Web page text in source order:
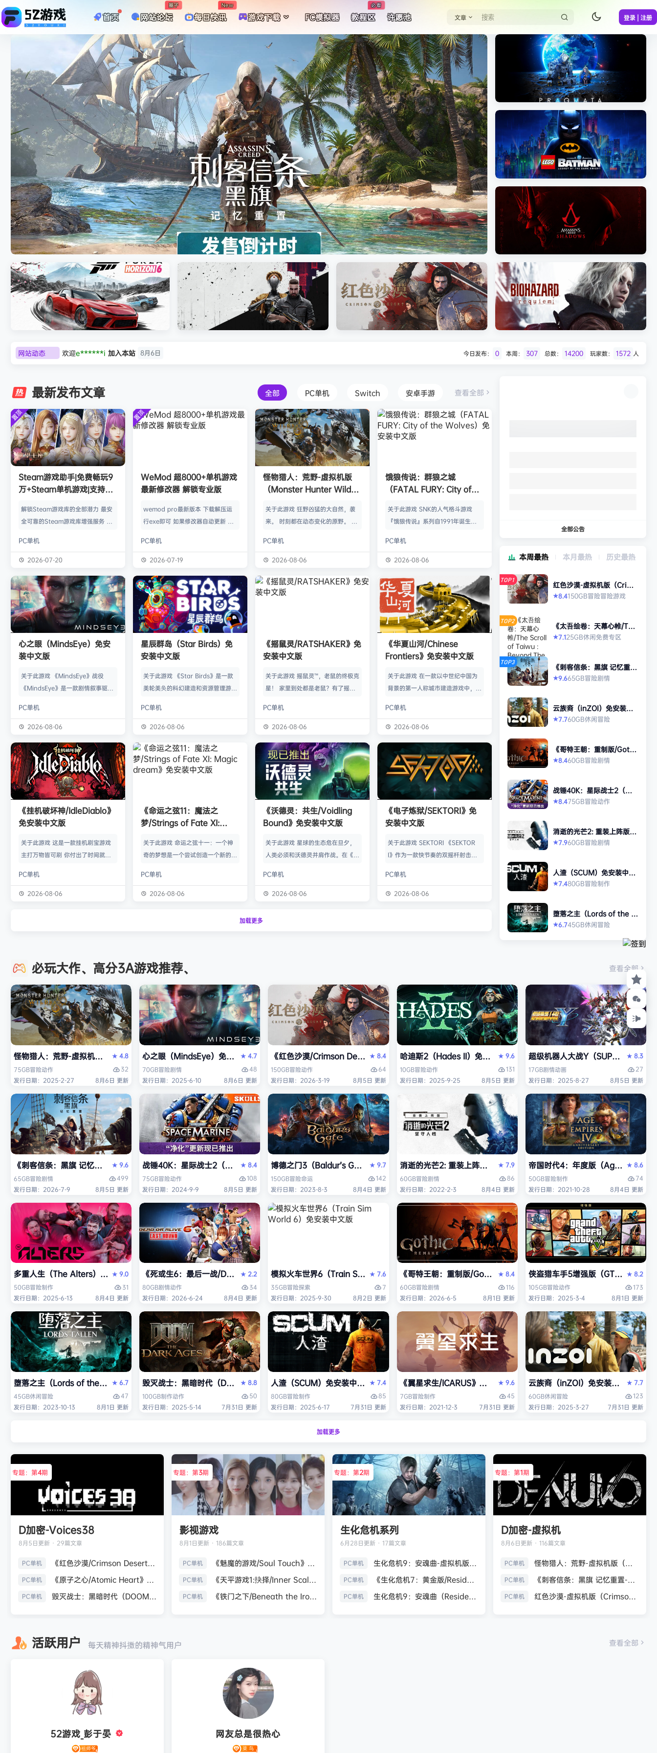
首页 网站论坛
圈子
每日快讯
New
游戏下载 FC模拟器 教程区
必看
许愿池 文章 登录 | 注册
《刺客信条：黑旗 记忆重置-虚拟机版/Assassin’s Creed Black Flag Resynced
HYPERVISOR》免安装中文版
007 初露锋芒（007 First Light
《识质存在/PRAGMATA》免安装中文版
《乐高蝙蝠侠：黑暗骑士之遗/LEGO
Batman: Legacy of the Dark Knight》
免安装中文版
《刺客信条：影/Assassin’s Creed
Shadows》免安装版，非虚拟机
网站动态 普洱 签到获取 39 点积分 8月6日
欢迎c***s 加入本站
欢迎j***j 加入本站 8月6日
欢迎1******4 加入本站 8月5日
l***g 签到获取 28
w******g 签到获取
欢迎w******g 加入本站
欢迎D****Z 加入本站 5小时前
欢迎有*酱 加入本站 8小时前
欢迎Q*H 加入本站 8月6日
欢迎e******i 加入本站 8月6日
今日发布： 0 本周： 307 总数： 14200 玩家数： 1572 人
最新发布文章 全部 PC单机 Switch 安卓手游 查看全部
置顶
Steam游戏助手|免费畅玩9
万+Steam单机游戏|支持D
解锁Steam游戏库的全部潜力 最安
全可靠的Steam游戏库增强服务 工
修改任何steam设置、安全可靠、
可入库游戏总数 94000+、无视已
机。 无需为每一款游戏单独付费，
只需支付一次工具费用或订阅费，即
可永久访问工具库内的成千上万款游
戏，包括昂贵的3A大作。 极大地降
低了玩游戏的经济门槛，让玩家可以
无压力地尝试各种类型的游戏。操
作…
PC单机
2026-07-20
置顶
WeMod 超8000+单机游戏
最新修改器 解锁专业版
wemod pro最新版本 下载解压运
行exe即可 如果修改器自动更新 把
r 这个文件替换到新版的即可。 We
Mod 目前支持超过千款热门游戏，
修改器原作者都入驻了，所以修改器
内容更新应该也是最全、最及时的。
千款游戏听起来不多，但其实已经涵
盖了主流热门游戏【资源名称】：w
emod pro【资源版本】：【资源
大…
PC单机
2026-07-19
怪物猎人：荒野-虚拟机版
（Monster Hunter Wilds
版
关于此游戏 狂野凶猛的大自然，袭
来。 时刻都在动态变化的原野。 这
的怪物与人们的故事。 你会化为以
狩猎强大怪物为生的“猎人”，使用狩
并逐渐解明这个世界与人们之间的关
联。 进化的狩猎动作，寻求连续不
的边境上，一名少年“纳塔”获救。
公会根…
PC单机
2026-08-06
饿狼传说：群狼之城
（FATAL FURY: City of
关于此游戏 SNK的人气格斗游戏
『饿狼传说』系列自1991年诞生以
潮。从1999年的『饿狼 -MARK OF
THE WOLVES-』起，时隔26年，
the Wolves』终于登场！ ■新实装
了加速兴奋的“REV系统”！ 新实装
的“REV系统”可以从战斗开始发动各
种特殊攻击！“REV武技”、“REV加
速”，还有S.P.G.区…
PC单机
2026-08-06
心之眼（MindsEye）免安
装中文版
关于此游戏 《MindsEye》战役
《MindsEye》是一款剧情叙事驱动
背景设定在近未来沙漠城市红石城。
你将扮演雅各布·迪亚兹——一名退
体而饱受支离破碎的记忆困扰。在电
影化叙事的战役中，你将执行任务、
揭开过往谜团，并直面一场涉及失控
人工智能、腐败企业与无序军事力量
的惊天阴谋——这场危机的波及范围
远不止红石城本身。 红石城 红石城
是…
PC单机
2026-08-06
星辰群岛（Star Birds）免
安装中文版
关于此游戏 《Star Birds》是一款
美轮美奂的科幻建造和资源管理游
群繁盛起来。不论是熟知此类题材的
老手玩家，还是只想浅尝神游太空滋
的陪伴。什么，你说是因为鸟群没了
你，就立马出乱子？哎呀呀，这也只
是其中一个原因而已啦。 扫描附近
是某些未知之物。建造生产设施，以
便开采资…
PC单机
2026-08-06
《摇鼠灵/RATSHAKER》免
安装中文版
关于此游戏 摇鼠灵™，老鼠的终极克
星！ 家里到处都是老鼠？有了摇鼠
灭所有不速之客！拿在手上大力摇，
剩下的交给摇鼠灵™就行了。不用夹
摸丢死老鼠！ 有了摇鼠灵™，一切尽
在掌握！把那只老鼠摇到服从，看着
“鼠条”填满。摇得多了，就能慢慢彻
底解决你的问题了。摇鼠灵™起效
快，用法简单，效果绝佳，让你的烦
恼瞬间无影无踪。 为什么选择摇鼠
灵™？ 轻松…
PC单机
2026-08-06
《华夏山河/Chinese
Frontiers》免安装中文版
关于此游戏 在一款以中世纪中国为
背景的第一人称城市建造游戏中，规
的工匠起步，循序渐进地规划、生产
并筑起宏伟建筑。管理村民，搭建生
的节奏繁荣发展——无压力，并享受
精巧系统带来的成就感。 探索三大
区域——山间隘口、沙漠平原与肥沃
河谷——各自拥有独特资源、挑战与
令人忍不住截图的景致。地貌不仅是
背景；它会塑造你的策略与可达成的
目标。发掘古老工…
PC单机
2026-08-06
《挂机破坏神/IdleDiablo》
免安装中文版
关于此游戏 这是一款挂机刷宝游戏
主打万物皆可刷 你付出了时间就必
独属于你的强大构筑 装备获取 游戏
中的[装备][技能][护身符]主要通过
每个大型章节有若干小关卡。 难度
可分为：…
PC单机
2026-08-06
《命运之弦11：魔法之
梦/Strings of Fate XI:
版
关于此游戏 命运之弦十一：一个神
奇的梦想是一个尝试创造一个新的幻
虚幻引擎的帮助下，使用已经熟悉的
图形技术和机制以丰富多彩的方式呈
组由命运聚集的五个角色来完成一项
伟大的使命-从古老的邪恶中拯救地
球！ 一个古老…
PC单机
2026-08-06
《沃德灵：共生/Voidling
Bound》免安装中文版
关于此游戏 星球的生态危在旦夕，
人类必须和沃德灵并肩作战。在《沃
生物学家，与被称为“沃德灵”的生物
神经链接。不断孵化、培育、升级、
挡、反击等技能的配…
PC单机
2026-08-06
《电子炼狱/SEKTORI》免
安装中文版
关于此游戏 SEKTORI 《SEKTOR
I》作为一款快节奏的双摇杆射击游
慎选择升级项目，打造强大的构筑，
置身风云变幻的战场，迎战源源不断
人种…
PC单机
2026-08-06
加载更多
全部公告
本周最热 本月最热 历史最热
TOP1
红色沙漠-虚拟机版（Crims
on Desert HYPERVISO
R）免安装中文版
★8.4150GB冒险冒险游戏
TOP2
《太吾绘卷：天幕心帷/The
Scroll of Taiwu : Beyond
The Dom》免安装中文版
★7.125GB休闲免费专区
TOP3
《刺客信条：黑旗 记忆重
置-虚拟机版/Assassin’s Cr
eed Black Flag Resynced
★9.665GB冒险剧情
云族裔（inZOI）免安装中
文版
★7.760GB休闲冒险
《哥特王朝：重制版/Gothi
c 1 Remake》免安装中文
版
★8.460GB冒险剧情
战锤40K：星际战士2（Wa
rhammer 40,000: Space
Marine 2）免安装中文版
★8.475GB冒险动作
消逝的光芒2: 重装上阵版
（Dying Light 2 Stay Hu
man: Reloaded Edition）
★7.960GB冒险剧情
人渣（SCUM）免安装中文
版
★7.480GB冒险制作
堕落之主（Lords of the F
allen）免安装中文版
★6.745GB休闲冒险
必玩大作、高分3A游戏推荐、 查看全部
怪物猎人：荒野-虚拟机版（Monster Hunter Wilds HYPERVISOR）免安装中文版
★ 4.8
75GB冒险动作
32
发行日期：2025-2-27
8月6日 更新
心之眼（MindsEye）免安装中文版
★ 4.7
70GB冒险剧情
48
发行日期：2025-6-10
8月6日 更新
《红色沙漠/Crimson Desert》免安装中文版
★8.4
150GB冒险动作
64
发行日期：2026-3-19
8月5日 更新
哈迪斯2（Hades II）免安装中文版
★9.6
10GB冒险动作
131
发行日期：2025-9-25
8月5日 更新
超级机器人大战Y（SUPER ★8.3
17GB剧情动画
27
发行日期：2025-8-27
8月5日 更新
《刺客信条：黑旗 记忆重置-虚拟机版/Assassin’s Creed Black Flag Resynced HYPERVISOR》免安装中文版
★ 9.6
65GB冒险剧情
499
发行日期：2026-7-9
8月5日 更新
战锤40K：星际战士2（Warhammer 40,000: Space Marine 2）免安装中文版
★ 8.4
75GB冒险动作
108
发行日期：2024-9-9
8月5日 更新
博德之门3（Baldur’s Gate 3）免安装中文版
★9.7
150GB冒险命运
142
发行日期：2023-8-3
8月4日 更新
消逝的光芒2: 重装上阵版（Dying Light 2 Stay Human: Reloaded
★7.9
60GB冒险剧情
86
发行日期：2022-2-3
8月4日 更新
帝国时代4：年度版（Age of
★8.6
50GB冒险制作
74
发行日期：2021-10-28
8月4日 更新
多重人生（The Alters）免安装中文版
★ 9.0
50GB冒险制作
31
发行日期：2025-6-13
8月4日 更新
《死或生6：最后一战/DEAD OR ALIVE 6 Last Round》免安装中文版
★ 2.2
80GB剧情动作
34
发行日期：2026-6-24
8月4日 更新
模拟火车世界6（Train Sim World 6）免安装中文版
★7.6
35GB冒险探索
7
发行日期：2025-9-30
8月2日 更新
《哥特王朝：重制版/Gothic 1 Remake》免安装中文版
★8.4
60GB冒险剧情
116
发行日期：2026-6-5
8月1日 更新
侠盗猎车手5增强版（GTA5增强
★8.2
105GB冒险动作
173
发行日期：2025-3-4
8月1日 更新
堕落之主（Lords of the Fallen）免安装中文版
★ 6.7
45GB休闲冒险
47
发行日期：2023-10-13
8月1日 更新
毁灭战士：黑暗时代（DOOM: The Dark Ages）免安装中文版
★ 8.8
100GB制作动作
50
发行日期：2025-5-14
7月31日 更新
人渣（SCUM）免安装中文版★7.4
80GB冒险制作
85
发行日期：2025-6-17
7月31日 更新
《翼星求生/ICARUS》免安装中文版
★9.6
7GB冒险制作
45
发行日期：2021-12-3
7月31日 更新
云族裔（inZOI）免安装中文版
★7.7
60GB休闲冒险
123
发行日期：2025-3-27
7月31日 更新
加载更多
专题：第4期
D加密-Voices38
8月5日更新 · 29篇文章
PC单机 《红色沙漠/Crimson Desert》免安装中文版
PC单机 《原子之心/Atomic Heart》免安装中文版
PC单机 毁灭战士：黑暗时代（DOOM: The Dark Ages）免安装中文版
专题：第3期
影视游戏
8月1日更新 · 186篇文章
PC单机 《魅魔的游戏/Soul Touch》免安装中文版
PC单机 《天平游戏1:抉择/Inner Scales 1：Choice》免安装中文版
PC单机 《铁门之下/Beneath the Iron Gate》免安装中文版
专题：第2期
生化危机系列
6月28日更新 · 17篇文章
PC单机 生化危机9：安魂曲-虚拟机版（Resident Evil Requiem HYPERVISOR）免安装中文版
PC单机 《生化危机7：黄金版/Resident Evil 7 Biohazard》免安装中文版
PC单机 生化危机9：安魂曲（Resident Evil Requiem）免安装中文版
专题：第1期
D加密-虚拟机
8月6日更新 · 116篇文章
PC单机 怪物猎人：荒野-虚拟机版（Monster Hunter Wilds HYPERVISOR）免安装中文版
PC单机 《刺客信条：黑旗 记忆重置-虚拟机版/Assassin’s Creed Black Flag Resynced HYPERVISOR》免安装中文版
PC单机 红色沙漠-虚拟机版（Crimson Desert HYPERVISOR）免安装中文版
活跃用户 每天精神抖擞的精神气用户 查看全部
52游戏_彭于晏 网友总是很热心